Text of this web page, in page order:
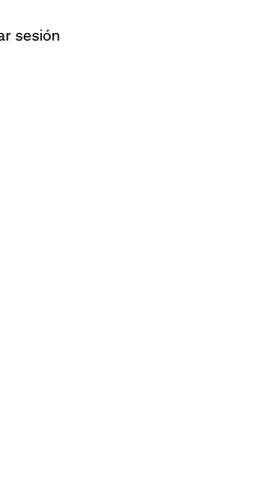
sesión